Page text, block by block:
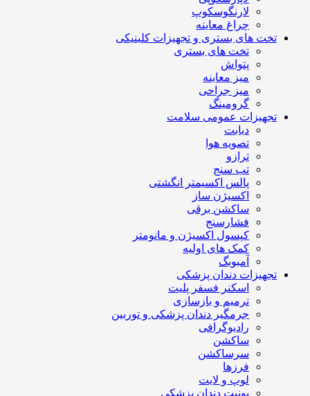
لارنگوسکوپ
چراغ معاینه
تخت های بستری و تجهیزات کلینیکی
تخت های بستری
پتواش
میز معاینه
میز جراحی
گرومینگ
تجهیزات عمومی سلامت
دیابت
تصویه هوا
ترازو
تب سنج
پالس اکسیمتر انگشتی
اکسیژن ساز
ساکشن برقی
فشارسنج
کپسول اکسیژن و مانومتر
کمک های اولیه
آمبوبگ
تجهیزات دندان پزشکی
اسکنر فسفر پلیت
ترمیم و بازسازی
جرمگیر دندان پزشکی و توربین
رادیوگرافی
ساکشن
سرساکشن
فرزها
لوپ و لایت
یونیت دندان پزشکی